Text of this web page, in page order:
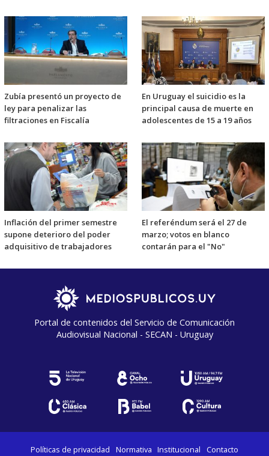
Zubía presentó un proyecto de
ley para penalizar las
filtraciones en Fiscalía
En Uruguay el suicidio es la
principal causa de muerte en
adolescentes de 15 a 19 años
Inflación del primer semestre
supone deterioro del poder
adquisitivo de trabajadores
El referéndum será el 27 de
marzo; votos en blanco
contarán para el "No"
Portal de contenidos del Servicio de Comunicación
Audiovisual Nacional - SECAN - Uruguay
Políticas de privacidad Normativa Institucional Contacto